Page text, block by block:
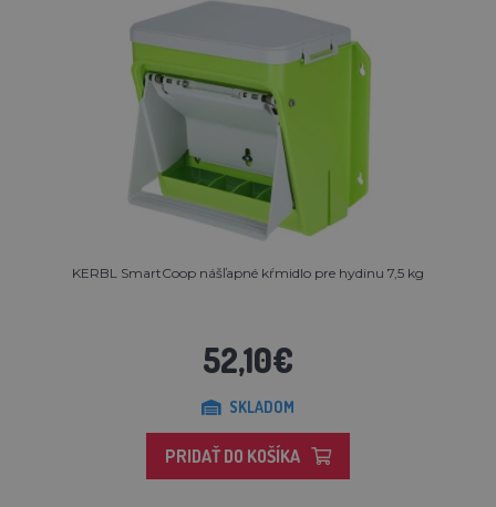
KERBL SmartCoop nášľapné kŕmidlo pre hydinu 7,5 kg
52,10€
SKLADOM
PRIDAŤ DO KOŠÍKA